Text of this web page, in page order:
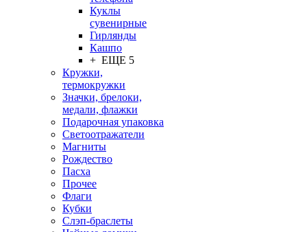
Куклы
сувенирные
Гирлянды
Кашпо
+ ЕЩЕ 5
Кружки,
термокружки
Значки, брелоки,
медали, флажки
Подарочная упаковка
Светоотражатели
Магниты
Рождество
Пасха
Прочее
Флаги
Кубки
Слэп-браслеты